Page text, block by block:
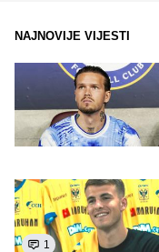
NAJNOVIJE VIJESTI
1